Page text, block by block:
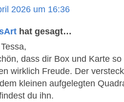
2026 um 16:36
hat gesagt…
dass dir Box und Karte
wirklich Freude. Der
kleinen aufgelegten
du ihn.